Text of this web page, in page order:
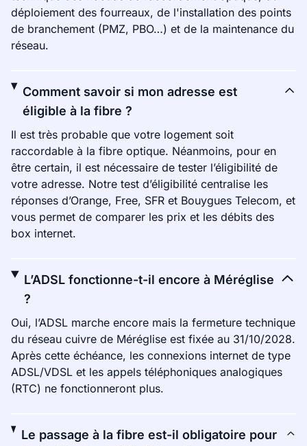
déploiement des fourreaux, de l'installation des points
de branchement (PMZ, PBO…) et de la maintenance du
réseau.
Comment savoir si mon adresse est
éligible à la fibre ?
Il est très probable que votre logement soit
raccordable à la fibre optique. Néanmoins, pour en
être certain, il est nécessaire de tester l’éligibilité de
votre adresse. Notre test d’éligibilité centralise les
réponses d’Orange, Free, SFR et Bouygues Telecom, et
vous permet de comparer les prix et les débits des
box internet.
L’ADSL fonctionne-t-il encore à Méréglise
?
Oui, l’ADSL marche encore mais la fermeture technique
du réseau cuivre de Méréglise est fixée au 31/10/2028.
Après cette échéance, les connexions internet de type
ADSL/VDSL et les appels téléphoniques analogiques
(RTC) ne fonctionneront plus.
Le passage à la fibre est-il obligatoire pour